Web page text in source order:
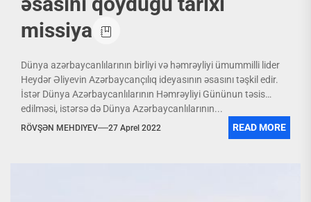
missiya
Dünya azərbaycanlılarının birliyi və həmrəyliyi ümummilli lider
Heydər Əliyevin Azərbaycançılıq ideyasının əsasını təşkil edir.
İstər Dünya Azərbaycanlılarının Həmrəyliyi Gününun təsis
edilməsi, istərsə də Dünya Azərbaycanlılarının...
RÖVŞƏN MEHDIYEV 27 Aprel 2022 READ MORE